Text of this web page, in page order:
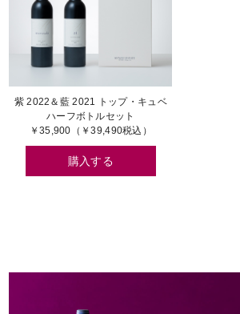
紫 2022＆藍 2021 トップ・キュベ
ハーフボトルセット
￥35,900（￥39,490税込）
購入する